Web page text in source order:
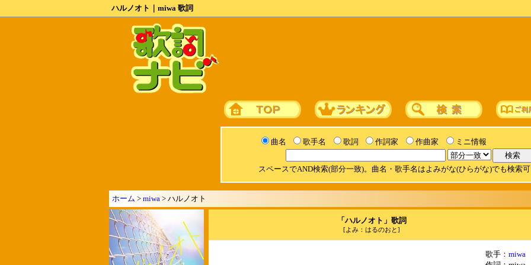
ハルノオト｜miwa 歌詞
曲名 歌手名 歌詞 作詞家 作曲家 ミニ情報
スペースでAND検索(部分一致)。曲名・歌手名はよみがな(ひらがな)でも検索
ホーム > miwa > ハルノオト
「ハルノオト」歌詞
[よみ：はるのおと]
歌手： miwa